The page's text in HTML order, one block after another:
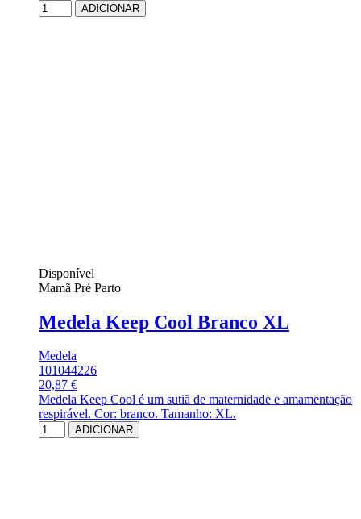
ADICIONAR
Disponível
Mamã Pré Parto
Medela Keep Cool Branco XL
Medela
101044226
20,87 €
Medela Keep Cool é um sutiã de maternidade e amamentação
respirável. Cor: branco. Tamanho: XL.
ADICIONAR